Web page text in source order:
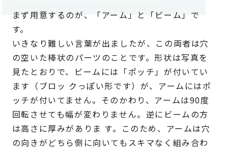
まず用意するのが、「アーム」と「ビーム」で
す。
いきなり難しい言葉が出ましたが、この両者は穴
の空いた棒状のパーツのことです。形状は写真を
見たとおりで、ビームには「ポッチ」が付いてい
ます（ブロッ クっぽい形です）が、アームにはポ
ッチが付いてません。そのかわり、アームは90度
回転させても幅が変わりません。逆にビームの方
は高さに厚みがありま す。このため、アームは穴
の向きがどちら側に向いてもスキマなく組み合わ